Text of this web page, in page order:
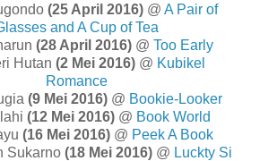
(25 April 2016) @ A Pair of
and A Cup of Tea
(28 April 2016) @ Too Early
Hutan (2 Mei 2016) @ Kubikel
Romance
(9 Mei 2016) @ Bookie-Looker
(12 Mei 2016) @ Book World
(16 Mei 2016)@ Peek A Book
Sukarno (18 Mei 2016) @ Luckty Si